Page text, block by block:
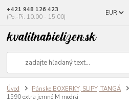
EUR
+421 948 126 423
(Po.-Pi. 10.00 - 15.00)
Úvod Pánske BOXERKY, SLIPY, TANGÁ
1590 extra jemné M modrá